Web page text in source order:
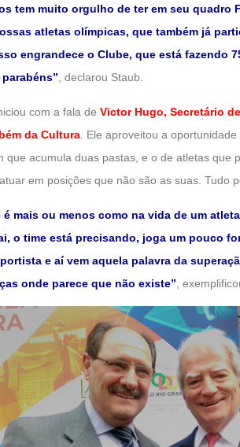
tem muito orgulho de ter em seu quadro
atletas olímpicas, que também já
engrandece o Clube, que está fazendo
, declarou Staub.
com a fala de Victor Hugo, Secretário
da Cultura . Ele aproveitou a
que acumula duas pastas, e o de atletas que
em posições que não são as suas. Tudo
é mais ou menos como na vida de um
o time está precisando, joga um pouco
e aí vem aquela palavra da
onde parece que não existe” ,